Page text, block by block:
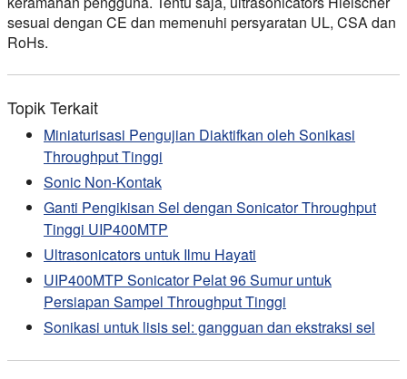
sesuai dengan CE dan memenuhi persyaratan UL, CSA dan
RoHs.
Topik Terkait
Miniaturisasi Pengujian Diaktifkan oleh Sonikasi
Throughput Tinggi
Sonic Non-Kontak
Ganti Pengikisan Sel dengan Sonicator Throughput
Tinggi UIP400MTP
Ultrasonicators untuk Ilmu Hayati
UIP400MTP Sonicator Pelat 96 Sumur untuk
Persiapan Sampel Throughput Tinggi
Sonikasi untuk lisis sel: gangguan dan ekstraksi sel